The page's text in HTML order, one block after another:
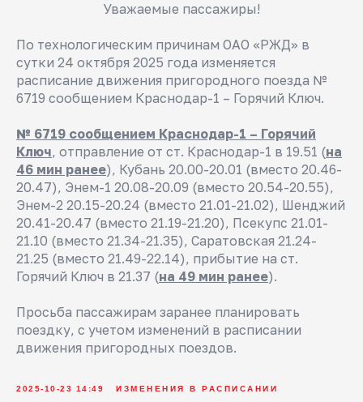
Уважаемые пассажиры!
По технологическим причинам ОАО «РЖД» в
сутки 24 октября 2025 года изменяется
расписание движения пригородного поезда №
6719 сообщением Краснодар-1 – Горячий Ключ.
№ 6719 сообщением Краснодар-1 – Горячий
Ключ, отправление от ст. Краснодар-1 в 19.51 (на
46 мин ранее), Кубань 20.00-20.01 (вместо 20.46-
20.47), Энем-1 20.08-20.09 (вместо 20.54-20.55),
Энем-2 20.15-20.24 (вместо 21.01-21.02), Шенджий
20.41-20.47 (вместо 21.19-21.20), Псекупс 21.01-
21.10 (вместо 21.34-21.35), Саратовская 21.24-
21.25 (вместо 21.49-22.14), прибытие на ст.
Горячий Ключ в 21.37 (на 49 мин ранее).
Просьба пассажирам заранее планировать
поездку, с учетом изменений в расписании
движения пригородных поездов.
2025-10-23 14:49 ИЗМЕНЕНИЯ В РАСПИСАНИИ